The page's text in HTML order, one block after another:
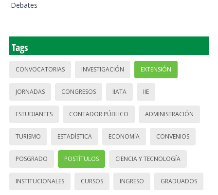
Debates
Tags
CONVOCATORIAS INVESTIGACIÓN EXTENSIÓN
JORNADAS CONGRESOS IIATA IIE
ESTUDIANTES CONTADOR PÚBLICO ADMINISTRACIÓN
TURISMO ESTADÍSTICA ECONOMÍA CONVENIOS
POSGRADO POSTÍTULOS CIENCIA Y TECNOLOGÍA
INSTITUCIONALES CURSOS INGRESO GRADUADOS